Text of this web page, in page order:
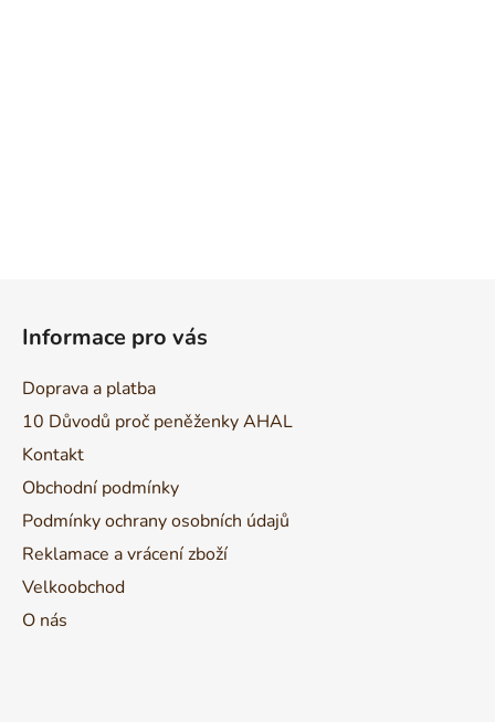
Informace pro vás
Doprava a platba
10 Důvodů proč peněženky AHAL
Kontakt
Obchodní podmínky
Podmínky ochrany osobních údajů
Reklamace a vrácení zboží
Velkoobchod
O nás